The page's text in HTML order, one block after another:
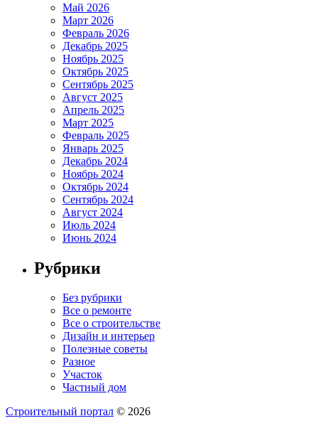
Май 2026
Март 2026
Февраль 2026
Декабрь 2025
Ноябрь 2025
Октябрь 2025
Сентябрь 2025
Август 2025
Апрель 2025
Март 2025
Февраль 2025
Январь 2025
Декабрь 2024
Ноябрь 2024
Октябрь 2024
Сентябрь 2024
Август 2024
Июль 2024
Июнь 2024
Рубрики
Без рубрики
Все о ремонте
Все о строительстве
Дизайн и интерьер
Полезные советы
Разное
Участок
Частный дом
Строительный портал © 2026